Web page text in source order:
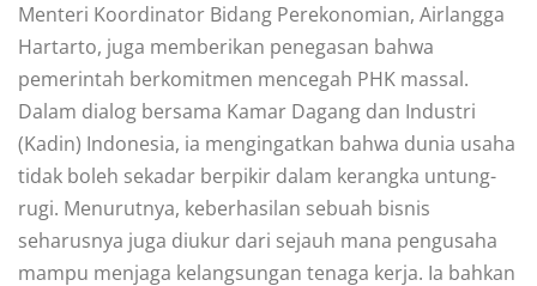
Menteri Koordinator Bidang Perekonomian, Airlangga
Hartarto, juga memberikan penegasan bahwa
pemerintah berkomitmen mencegah PHK massal.
Dalam dialog bersama Kamar Dagang dan Industri
(Kadin) Indonesia, ia mengingatkan bahwa dunia usaha
tidak boleh sekadar berpikir dalam kerangka untung-
rugi. Menurutnya, keberhasilan sebuah bisnis
seharusnya juga diukur dari sejauh mana pengusaha
mampu menjaga kelangsungan tenaga kerja. Ia bahkan